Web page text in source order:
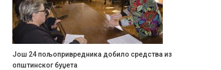
Још 24 пољопривредника добило средства из
општинског буџета